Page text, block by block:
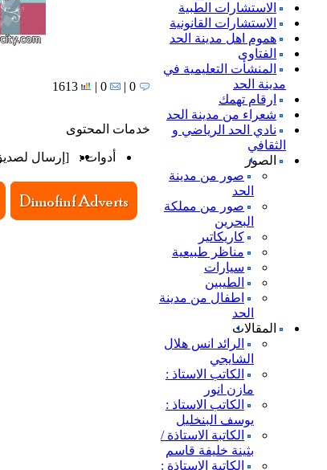
الاستشارات الطبية
الاستشارات القانونية
هموم اهل مدينة الحد
الفتاوى
المنشأت التعليمية في
مدينة الحد
ارقام تهمك
شعراء من مدينة الحد
نادي الحد الرياضي و
الثقافي
الصور
صور من مدينة
الحد
صور من مملكة
البحرين
كاريكاتير
مناظر طبيعية
سيارات
الطيبين
اطفال من مدينة
الحد
المقالات
الرائد انس هلال
الشايجي
الكاتب الاستاذ :
مازن انور
الكاتب الاستاذ :
يوسف البنخليل
الكاتبة الاستاذة /
بثينة خليفة قاسم
الكاتبة الاستاذة :
خدمات المحتوى
أدوات : [ إرسال